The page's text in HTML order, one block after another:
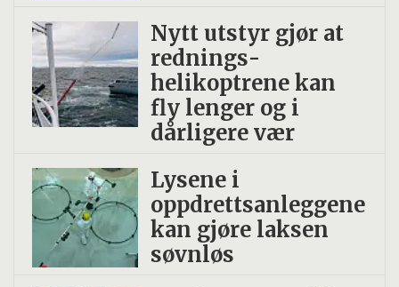
Nytt utstyr gjør at
rednings­
helikoptrene kan
fly lenger og i
dårligere vær
Lysene i
oppdrettsanleggene
kan gjøre laksen
søvnløs